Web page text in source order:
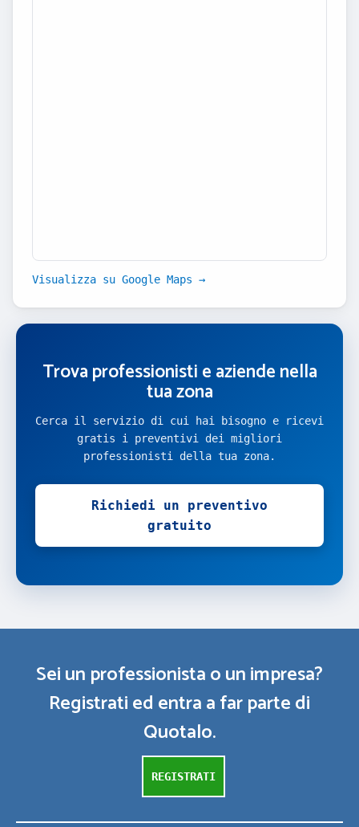
Visualizza su Google Maps →
Trova professionisti e aziende nella
tua zona
Cerca il servizio di cui hai bisogno e ricevi
gratis i preventivi dei migliori
professionisti della tua zona.
Richiedi un preventivo
gratuito
Sei un professionista o un impresa?
Registrati ed entra a far parte di
Quotalo.
REGISTRATI